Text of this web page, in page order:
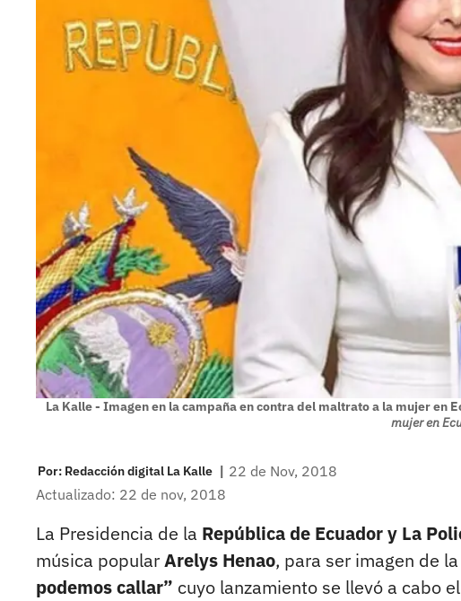
La Kalle - Imagen en la campaña en contra del maltrato a la mujer en
mujer en
Por: Redacción digital La Kalle | 22 de Nov, 2018
Actualizado: 22 de nov, 2018
La Presidencia de la República de Ecuador y La
música popularArelys Henao, para ser imagen de
podemos callar” cuyo lanzamiento se llevó a cabo